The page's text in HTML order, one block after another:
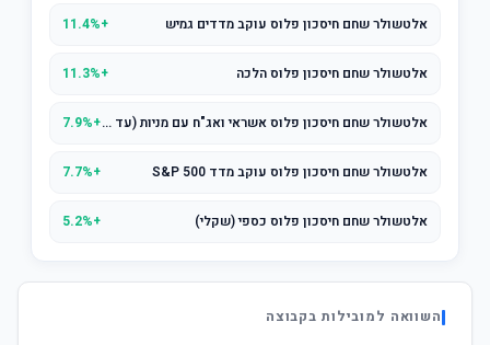
אלטשולר שחם חיסכון פלוס עוקב מדדים גמיש +11.4%
אלטשולר שחם חיסכון פלוס הלכה +11.3%
אלטשולר שחם חיסכון פלוס אשראי ואג"ח עם מניות (עד 25% במניות)+7.9%
אלטשולר שחם חיסכון פלוס עוקב מדד S&P 500 +7.7%
אלטשולר שחם חיסכון פלוס כספי (שקלי) +5.2%
השוואה למובילות בקבוצה